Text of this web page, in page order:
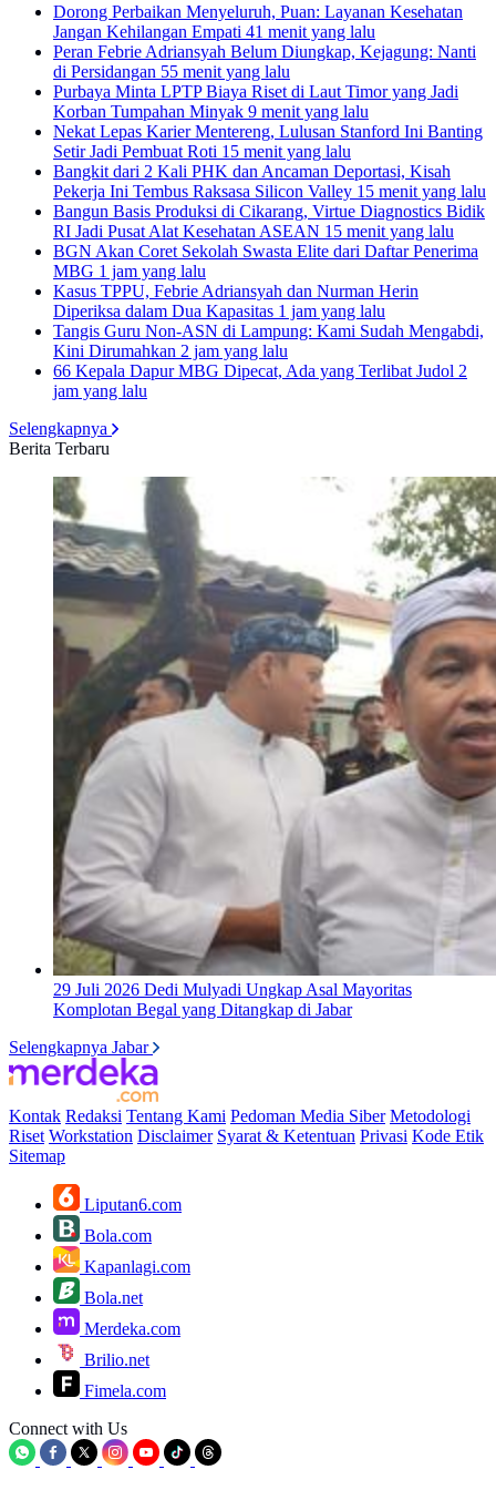
Dorong Perbaikan Menyeluruh, Puan: Layanan Kesehatan
Jangan Kehilangan Empati 41 menit yang lalu
Peran Febrie Adriansyah Belum Diungkap, Kejagung: Nanti
di Persidangan 55 menit yang lalu
Purbaya Minta LPTP Biaya Riset di Laut Timor yang Jadi
Korban Tumpahan Minyak 9 menit yang lalu
Nekat Lepas Karier Mentereng, Lulusan Stanford Ini Banting
Setir Jadi Pembuat Roti 15 menit yang lalu
Bangkit dari 2 Kali PHK dan Ancaman Deportasi, Kisah
Pekerja Ini Tembus Raksasa Silicon Valley 15 menit yang lalu
Bangun Basis Produksi di Cikarang, Virtue Diagnostics Bidik
RI Jadi Pusat Alat Kesehatan ASEAN 15 menit yang lalu
BGN Akan Coret Sekolah Swasta Elite dari Daftar Penerima
MBG 1 jam yang lalu
Kasus TPPU, Febrie Adriansyah dan Nurman Herin
Diperiksa dalam Dua Kapasitas 1 jam yang lalu
Tangis Guru Non-ASN di Lampung: Kami Sudah Mengabdi,
Kini Dirumahkan 2 jam yang lalu
66 Kepala Dapur MBG Dipecat, Ada yang Terlibat Judol 2
jam yang lalu
Selengkapnya
Berita Terbaru
29 Juli 2026 Dedi Mulyadi Ungkap Asal Mayoritas
Komplotan Begal yang Ditangkap di Jabar
Selengkapnya Jabar
Kontak Redaksi Tentang Kami Pedoman Media Siber Metodologi
Riset Workstation Disclaimer Syarat & Ketentuan Privasi Kode Etik
Sitemap
Liputan6.com
Bola.com
Kapanlagi.com
Bola.net
Merdeka.com
Brilio.net
Fimela.com
Connect with Us